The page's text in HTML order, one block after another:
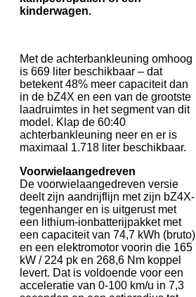
kinderwagen.
Met de achterbankleuning omhoog
is 669 liter beschikbaar – dat
betekent 48% meer capaciteit dan
in de bZ4X en een van de grootste
laadruimtes in het segment van dit
model. Klap de 60:40
achterbankleuning neer en er is
maximaal 1.718 liter beschikbaar.
Voorwielaangedreven
De voorwielaangedreven versie
deelt zijn aandrijflijn met zijn bZ4X-
tegenhanger en is uitgerust met
een lithium-ionbatterijpakket met
een capaciteit van 74,7 kWh (bruto)
en een elektromotor voorin die 165
kW / 224 pk en 268,6 Nm koppel
levert. Dat is voldoende voor een
acceleratie van 0-100 km/u in 7,3